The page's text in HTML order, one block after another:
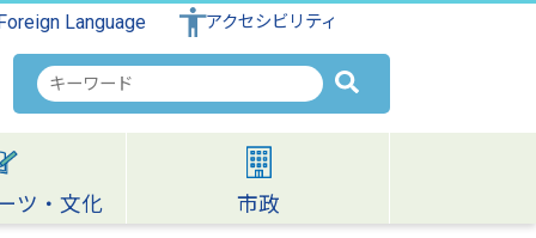
Language アクセシビリティ
検
索
キ
ワ
ー
ツ・文化 市政